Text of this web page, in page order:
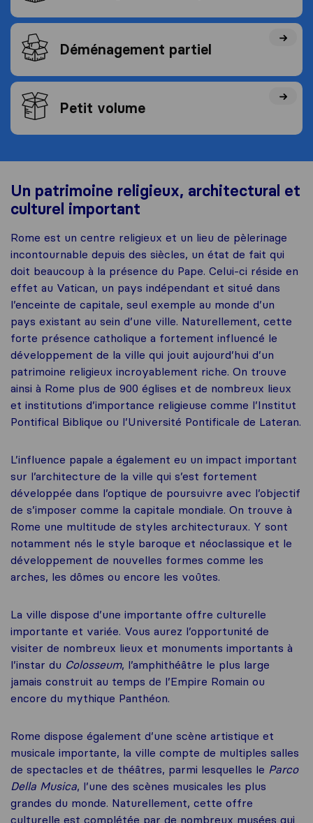
Déménagement partiel
Petit volume
Un patrimoine religieux, architectural et
culturel important
Rome est un centre religieux et un lieu de pèlerinage
incontournable depuis des siècles, un état de fait qui
doit beaucoup à la présence du Pape. Celui-ci réside en
effet au Vatican, un pays indépendant et situé dans
l’enceinte de capitale, seul exemple au monde d’un
pays existant au sein d’une ville. Naturellement, cette
forte présence catholique a fortement influencé le
développement de la ville qui jouit aujourd’hui d’un
patrimoine religieux incroyablement riche. On trouve
ainsi à Rome plus de 900 églises et de nombreux lieux
et institutions d’importance religieuse comme l’Institut
Pontifical Biblique ou l’Université Pontificale de Lateran.
L’influence papale a également eu un impact important
sur l’architecture de la ville qui s’est fortement
développée dans l’optique de poursuivre avec l’objectif
de s’imposer comme la capitale mondiale. On trouve à
Rome une multitude de styles architecturaux. Y sont
notamment nés le style baroque et néoclassique et le
développement de nouvelles formes comme les
arches, les dômes ou encore les voûtes.
La ville dispose d’une importante offre culturelle
importante et variée. Vous aurez l’opportunité de
visiter de nombreux lieux et monuments importants à
l’instar du Colosseum, l’amphithéâtre le plus large
jamais construit au temps de l’Empire Romain ou
encore du mythique Panthéon.
Rome dispose également d’une scène artistique et
musicale importante, la ville compte de multiples salles
de spectacles et de théâtres, parmi lesquelles le Parco
Della Musica, l’une des scènes musicales les plus
grandes du monde. Naturellement, cette offre
culturelle est complétée par de nombreux musées qui